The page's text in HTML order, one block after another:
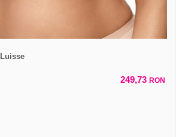
249,73 RON